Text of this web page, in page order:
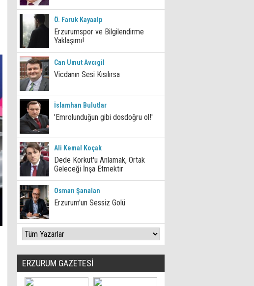
Ö. Faruk Kayaalp
Erzurumspor ve Bilgilendirme
Yaklaşımı!
Can Umut Avcıgil
Vicdanın Sesi Kısılırsa
İslamhan Bulutlar
'Emrolunduğun gibi dosdoğru ol!'
Ali Kemal Koçak
Dede Korkut'u Anlamak, Ortak
Geleceği İnşa Etmektir
Osman Şanalan
Erzurum'un Sessiz Golü
ERZURUM GAZETESİ